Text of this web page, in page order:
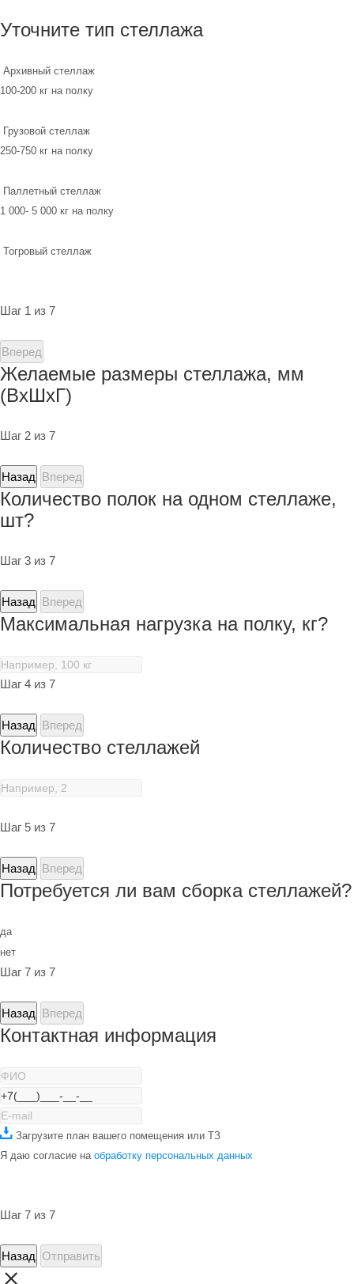
Уточните тип стеллажа
Архивный стеллаж
100-200 кг на полку
Грузовой стеллаж
250-750 кг на полку
Паллетный стеллаж
1 000- 5 000 кг на полку
Тогровый стеллаж
Шаг 1 из 7
Вперед
Желаемые размеры стеллажа, мм
(ВхШхГ)
Шаг 2 из 7
Назад Вперед
Количество полок на одном стеллаже,
шт?
Шаг 3 из 7
Назад Вперед
Максимальная нагрузка на полку, кг?
Шаг 4 из 7
Назад Вперед
Количество стеллажей
Шаг 5 из 7
Назад Вперед
Потребуется ли вам сборка стеллажей?
да
нет
Шаг 7 из 7
Назад Вперед
Контактная информация
Загрузите план вашего помещения или ТЗ
Я даю согласие на обработку персональных данных
Шаг 7 из 7
Назад Отправить